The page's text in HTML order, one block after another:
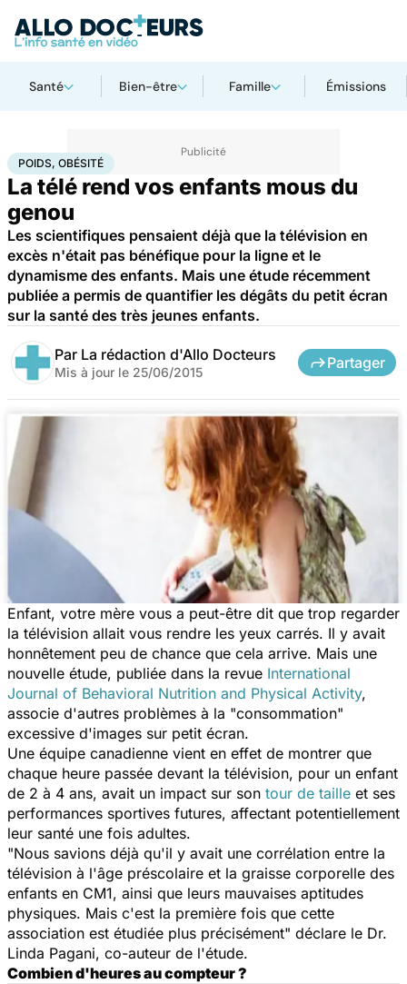
Santé Bien-être Famille Émissions
Accueil SantéMaladies Poids, obésité
POIDS, OBÉSITÉ
La télé rend vos enfants mous du
genou
Les scientifiques pensaient déjà que la télévision en
excès n'était pas bénéfique pour la ligne et le
dynamisme des enfants. Mais une étude récemment
publiée a permis de quantifier les dégâts du petit écran
sur la santé des très jeunes enfants.
Par La rédaction d'Allo Docteurs
Mis à jour le 25/06/2015
Partager
Enfant, votre mère vous a peut-être dit que trop regarder
la télévision allait vous rendre les yeux carrés. Il y avait
honnêtement peu de chance que cela arrive. Mais une
nouvelle étude, publiée dans la revue International
Journal of Behavioral Nutrition and Physical Activity,
associe d'autres problèmes à la "consommation"
excessive d'images sur petit écran.
Une équipe canadienne vient en effet de montrer que
chaque heure passée devant la télévision, pour un enfant
de 2 à 4 ans, avait un impact sur son tour de taille et ses
performances sportives futures, affectant potentiellement
leur santé une fois adultes.
"Nous savions déjà qu'il y avait une corrélation entre la
télévision à l'âge préscolaire et la graisse corporelle des
enfants en CM1, ainsi que leurs mauvaises aptitudes
physiques. Mais c'est la première fois que cette
association est étudiée plus précisément" déclare le Dr.
Linda Pagani, co-auteur de l'étude.
Combien d'heures au compteur ?